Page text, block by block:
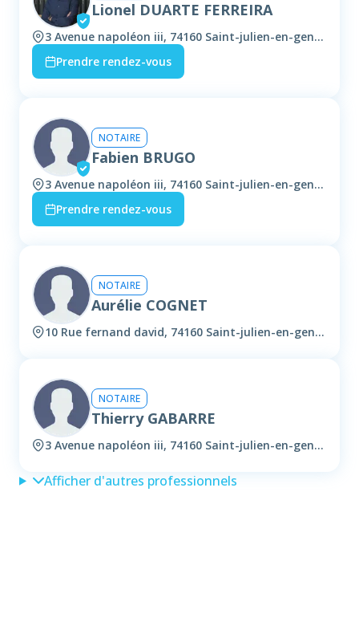
Lionel DUARTE FERREIRA
3 Avenue napoléon iii, 74160 Saint-julien-en-genevois
Prendre rendez-vous
NOTAIRE
Fabien BRUGO
3 Avenue napoléon iii, 74160 Saint-julien-en-genevois
Prendre rendez-vous
NOTAIRE
Aurélie COGNET
10 Rue fernand david, 74160 Saint-julien-en-genevois
NOTAIRE
Thierry GABARRE
3 Avenue napoléon iii, 74160 Saint-julien-en-genevois
Afficher d'autres professionnels